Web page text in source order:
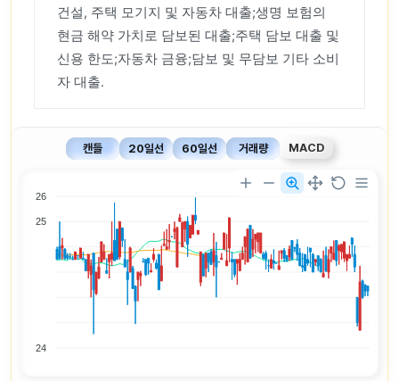
건설, 주택 모기지 및 자동차 대출;생명 보험의
현금 해약 가치로 담보된 대출;주택 담보 대출 및
신용 한도;자동차 금융;담보 및 무담보 기타 소비
자 대출.
캔들 20일선 60일선 거래량 MACD
26
25
24